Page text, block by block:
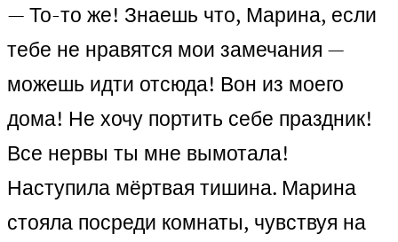
— То-то же! Знаешь что, Марина, если
тебе не нравятся мои замечания —
можешь идти отсюда! Вон из моего
дома! Не хочу портить себе праздник!
Все нервы ты мне вымотала!
Наступила мёртвая тишина. Марина
стояла посреди комнаты, чувствуя на